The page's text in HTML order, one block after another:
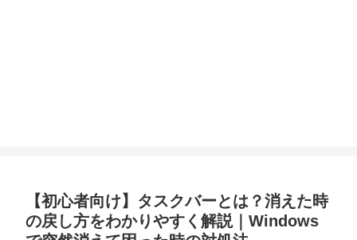
【初心者向け】タスクバーとは？消えた時
の戻し方をわかりやすく解説｜Windows